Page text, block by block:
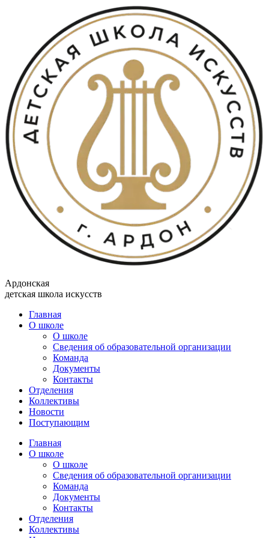
содержимому
Ардонская
детская школа искусств
Главная
О школе
О школе
Сведения об образовательной организации
Команда
Документы
Контакты
Отделения
Коллективы
Новости
Поступающим
Главная
О школе
О школе
Сведения об образовательной организации
Команда
Документы
Контакты
Отделения
Коллективы